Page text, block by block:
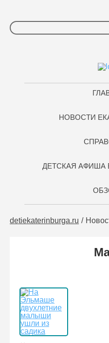
НОВОСТИ
ДЕТСКАЯ АФИША
detiekaterinburga.ru